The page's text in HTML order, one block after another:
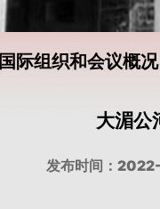
国际组织和会议概况
大湄公
发布时间：